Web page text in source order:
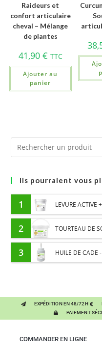
Raideurs et
confort articulaire
cheval – Mélange
de plantes
41,90 € TTC
Ajouter au
panier
Ils pourraient vous
1 LEVURE ACTIVE
INTESTINALE ET
2 TOURTEAU DE
PROTÉINES ET
3 HUILE DE CADE
EXPÉDITION EN 48/72H
PAIEMENT
COMMANDER EN LIGNE